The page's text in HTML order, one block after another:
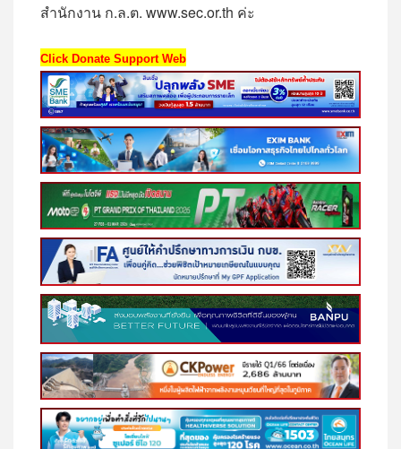
สำนักงาน ก.ล.ต. www.sec.or.th ค่ะ
Click Donate Support Web